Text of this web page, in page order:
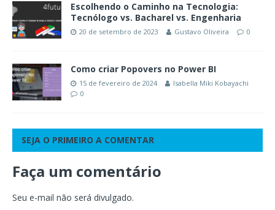
Escolhendo o Caminho na Tecnologia:
Tecnólogo vs. Bacharel vs. Engenharia
20 de setembro de 2023 Gustavo Oliveira 0
Como criar Popovers no Power BI
15 de fevereiro de 2024
Isabella Miki Kobayachi
0
SEJA O PRIMEIRO A COMENTAR
Faça um comentário
Seu e-mail não será divulgado.